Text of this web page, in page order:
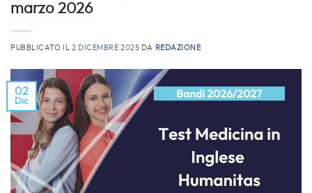
marzo 2026
PUBBLICATO IL 2 DICEMBRE 2025 DA REDAZIONE
02
Dic